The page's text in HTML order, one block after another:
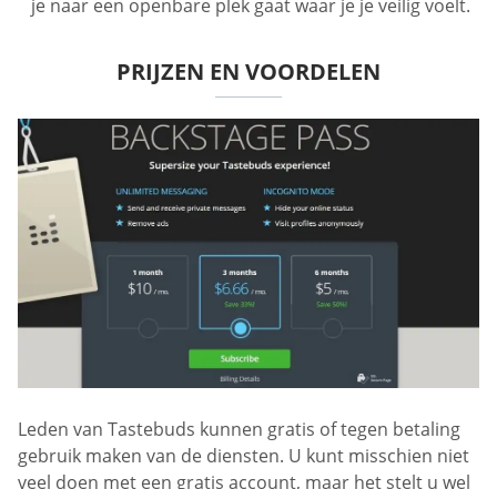
je naar een openbare plek gaat waar je je veilig voelt.
PRIJZEN EN VOORDELEN
Leden van Tastebuds kunnen gratis of tegen betaling
gebruik maken van de diensten. U kunt misschien niet
veel doen met een gratis account, maar het stelt u wel